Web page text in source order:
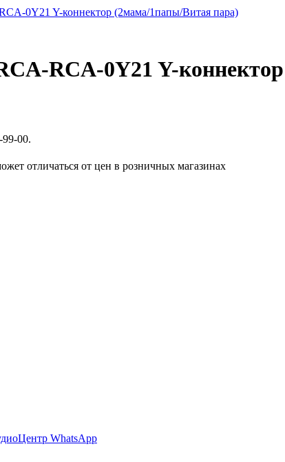
RCA-0Y21 Y-
00.
отличаться от цен в розничных магазинах